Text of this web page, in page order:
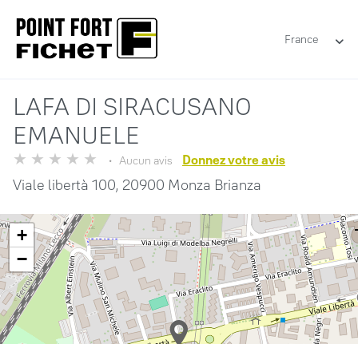
France
LAFA DI SIRACUSANO
EMANUELE
Aucun avis Donnez votre avis
Viale libertà 100, 20900 Monza Brianza
+
−